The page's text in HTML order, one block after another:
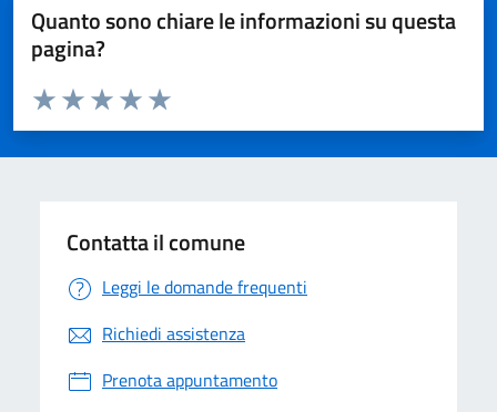
Quanto sono chiare le informazioni su questa
pagina?
Valuta da 1 a 5 stelle la pagina
Valuta 5 stelle su 5
Valuta 4 stelle su 5
Valuta 3 stelle su 5
Valuta 2 stelle su 5
Valuta 1 stelle su 5
Contatta il comune
Leggi le domande frequenti
Richiedi assistenza
Prenota appuntamento